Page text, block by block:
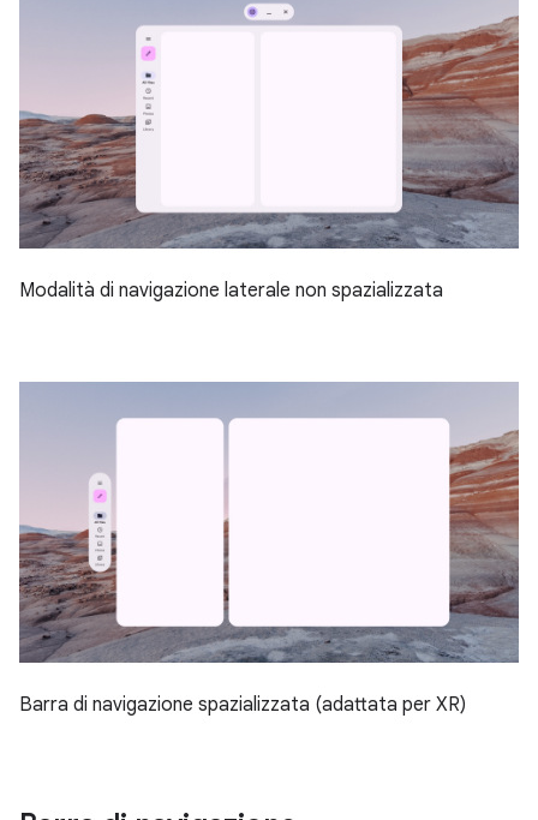
Modalità di navigazione laterale non spazializzata
Barra di navigazione spazializzata (adattata per XR)